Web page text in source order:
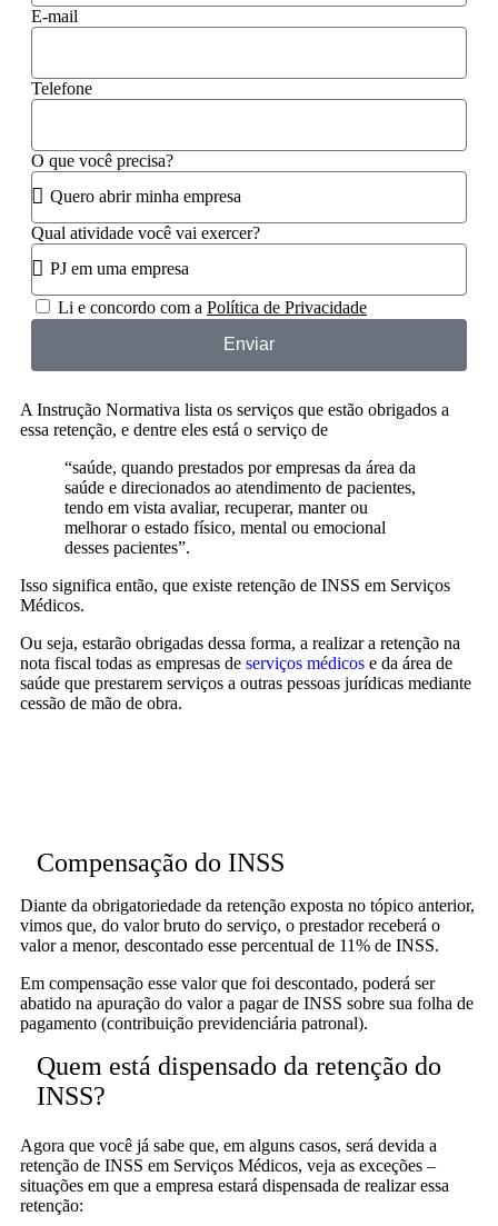
E-mail
Telefone
O que você precisa?
Qual atividade você vai exercer?
Li e concordo com a Política de Privacidade
Enviar
A Instrução Normativa lista os serviços que estão obrigados a
essa retenção, e dentre eles está o serviço de
“saúde, quando prestados por empresas da área da
saúde e direcionados ao atendimento de pacientes,
tendo em vista avaliar, recuperar, manter ou
melhorar o estado físico, mental ou emocional
desses pacientes”.
Isso significa então, que existe retenção de INSS em Serviços
Médicos.
Ou seja, estarão obrigadas dessa forma, a realizar a retenção na
nota fiscal todas as empresas de serviços médicos e da área de
saúde que prestarem serviços a outras pessoas jurídicas mediante
cessão de mão de obra.
Compensação do INSS
Diante da obrigatoriedade da retenção exposta no tópico anterior,
vimos que, do valor bruto do serviço, o prestador receberá o
valor a menor, descontado esse percentual de 11% de INSS.
Em compensação esse valor que foi descontado, poderá ser
abatido na apuração do valor a pagar de INSS sobre sua folha de
pagamento (contribuição previdenciária patronal).
Quem está dispensado da retenção do
INSS?
Agora que você já sabe que, em alguns casos, será devida a
retenção de INSS em Serviços Médicos, veja as exceções –
situações em que a empresa estará dispensada de realizar essa
retenção: